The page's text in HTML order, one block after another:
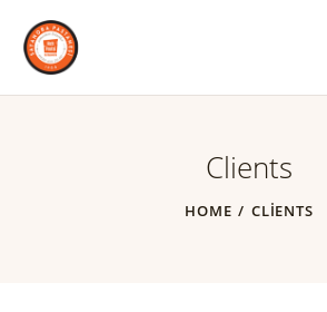
Clients
HOME CLIENTS